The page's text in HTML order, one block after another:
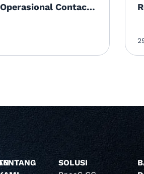
Contact
SOLUSI